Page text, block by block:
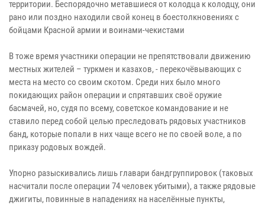
территории. Беспорядочно метавшиеся от колодца к колодцу, они
рано или поздно находили свой конец в боестолкновениях с
бойцами Красной армии и воинами-чекистами
В тоже время участники операции не препятствовали движению
местных жителей – туркмен и казахов, - перекочёвывающих с
места на место со своим скотом. Среди них было много
покидающих район операции и спрятавших своё оружие
басмачей, но, судя по всему, советское командование и не
ставило перед собой целью преследовать рядовых участников
банд, которые попали в них чаще всего не по своей воле, а по
приказу родовых вождей.
Упорно разыскивались лишь главари бандгруппировок (таковых
насчитали после операции 74 человек убитыми), а также рядовые
джигиты, повинные в нападениях на населённые пункты,